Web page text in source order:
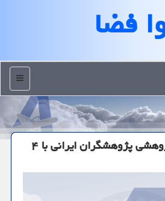
فضا
منو
همکاریهای علمی و پژوهشی پژوهشگران ایرانی با ۴